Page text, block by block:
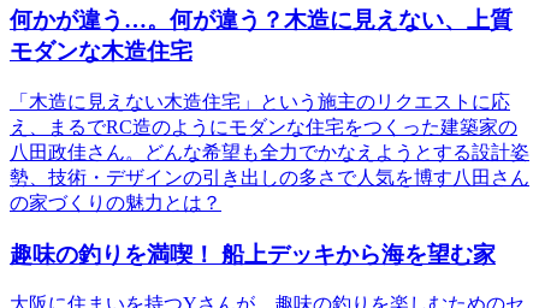
何かが違う…。何が違う？木造に見えない、上質
モダンな木造住宅
「木造に見えない木造住宅」という施主のリクエストに応
え、まるでRC造のようにモダンな住宅をつくった建築家の
八田政佳さん。どんな希望も全力でかなえようとする設計姿
勢、技術・デザインの引き出しの多さで人気を博す八田さん
の家づくりの魅力とは？
趣味の釣りを満喫！ 船上デッキから海を望む家